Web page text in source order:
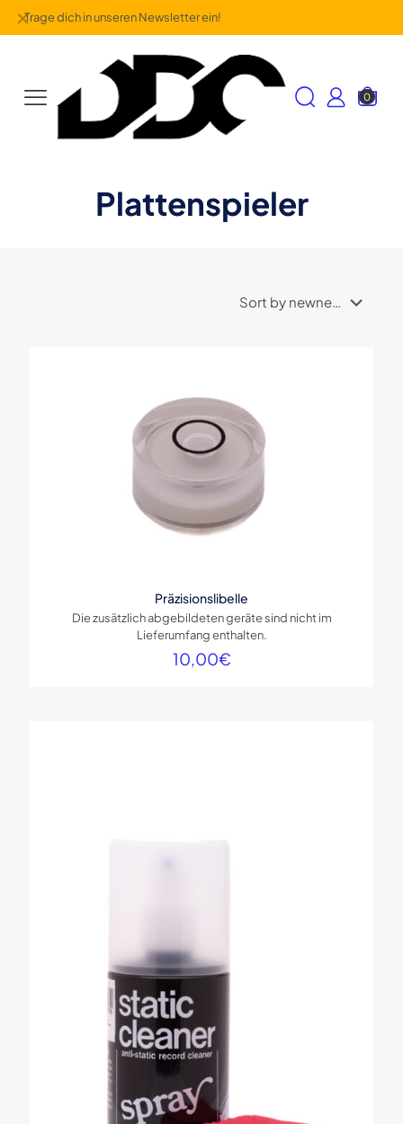
Trage dich in unseren Newsletter ein!
✕
0
Plattenspieler
Präzisionslibelle
Die zusätzlich abgebildeten geräte sind nicht im
Lieferumfang enthalten.
10,00€